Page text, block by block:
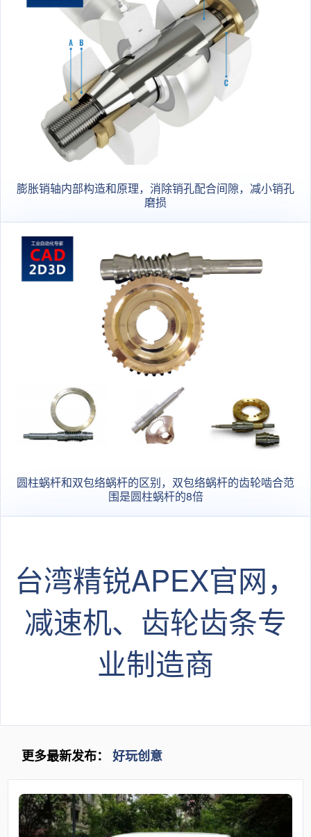
膨胀销轴内部构造和原理，消除销孔配合间隙，减小销孔
磨损
圆柱蜗杆和双包络蜗杆的区别，双包络蜗杆的齿轮啮合范
围是圆柱蜗杆的8倍
台湾精锐APEX官网，
减速机、齿轮齿条专
业制造商
更多最新发布： 好玩创意